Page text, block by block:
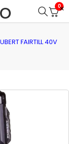
0
FAIRTILL 40V